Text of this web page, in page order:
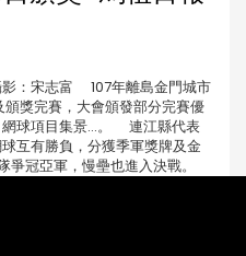
：宋志富 107年離島金門城市
獎完賽，大會頒發部分完賽優
網球項目集景...。 連江縣代表
互有勝負，分獲季軍獎牌及金
爭冠亞軍，慢壘也進入決戰。